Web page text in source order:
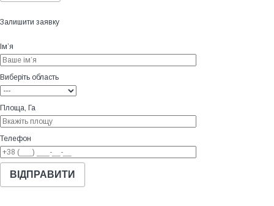
Залишити заявку
Ім’я
Виберіть область
Площа, Га
Телефон